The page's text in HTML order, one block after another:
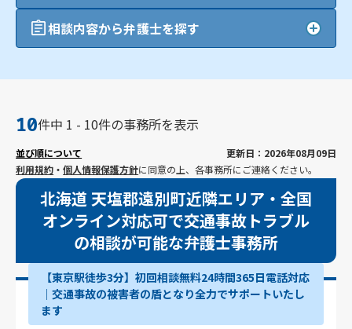
相談内容から弁護士を探す
10件中 1 - 10件の事務所を表示
並び順について
更新日：2026年08月09日
利用規約 ・個人情報保護方針に同意の上、各事務所にご連絡ください。
北海道 天塩郡遠別町近隣エリア・全国
オンライン対応可で交通事故トラブル
の相談が可能な弁護士事務所
【東京駅徒歩3分】初回相談無料24時間365日電話対応
｜交通事故の被害者の盾となり全力でサポートいたし
ます